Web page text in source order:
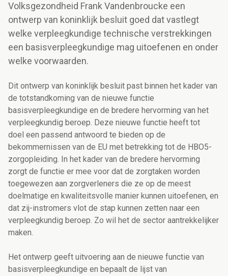
Volksgezondheid Frank Vandenbroucke een
ontwerp van koninklijk besluit goed dat vastlegt
welke verpleegkundige technische verstrekkingen
een basisverpleegkundige mag uitoefenen en onder
welke voorwaarden.
Dit ontwerp van koninklijk besluit past binnen het kader van
de totstandkoming van de nieuwe functie
basisverpleegkundige en de bredere hervorming van het
verpleegkundig beroep. Deze nieuwe functie heeft tot
doel een passend antwoord te bieden op de
bekommernissen van de EU met betrekking tot de HBO5-
zorgopleiding. In het kader van de bredere hervorming
zorgt de functie er mee voor dat de zorgtaken worden
toegewezen aan zorgverleners die ze op de meest
doelmatige en kwaliteitsvolle manier kunnen uitoefenen, en
dat zij-instromers vlot de stap kunnen zetten naar een
verpleegkundig beroep. Zo wil het de sector aantrekkelijker
maken.
Het ontwerp geeft uitvoering aan de nieuwe functie van
basisverpleegkundige en bepaalt de lijst van